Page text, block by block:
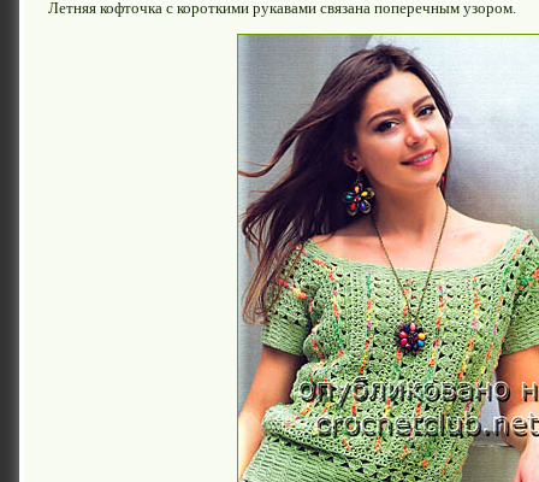
Летняя кофточка с короткими рукавами связана поперечным узором.